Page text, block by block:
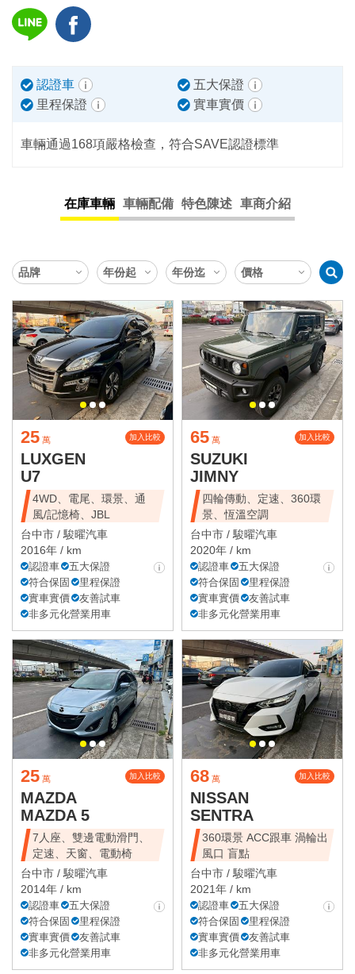
認證車
五大保證
里程保證
實車實價
車輛通過168項嚴格檢查，符合SAVE認證標準
在庫車輛 車輛配備 特色陳述 車商介紹
25 萬 加入比較
LUXGEN
U7
4WD、電尾、環景、通
風/記憶椅、JBL
台中市 / 駿曜汽車
2016年 / km
認證車
五大保證
符合保固
里程保證
實車實價
友善試車
非多元化營業用車
65 萬 加入比較
SUZUKI
JIMNY
四輪傳動、定速、360環
景、恆溫空調
台中市 / 駿曜汽車
2020年 / km
認證車
五大保證
符合保固
里程保證
實車實價
友善試車
非多元化營業用車
25 萬 加入比較
MAZDA
MAZDA 5
7人座、雙邊電動滑門、
定速、天窗、電動椅
台中市 / 駿曜汽車
2014年 / km
認證車
五大保證
符合保固
里程保證
實車實價
友善試車
非多元化營業用車
68 萬 加入比較
NISSAN
SENTRA
360環景 ACC跟車 渦輪出
風口 盲點
台中市 / 駿曜汽車
2021年 / km
認證車
五大保證
符合保固
里程保證
實車實價
友善試車
非多元化營業用車